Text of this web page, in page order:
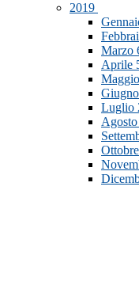
2019
Marzo
Aprile
Maggio
Giugno
Luglio
Agosto
Ottobre